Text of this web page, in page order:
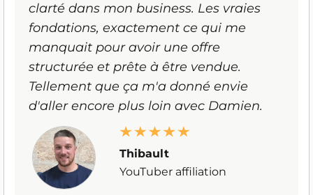
clarté dans mon business. Les vraies
fondations, exactement ce qui me
manquait pour avoir une offre
structurée et prête à être vendue.
Tellement que ça m'a donné envie
d'aller encore plus loin avec Damien.
Thibault
YouTuber affiliation